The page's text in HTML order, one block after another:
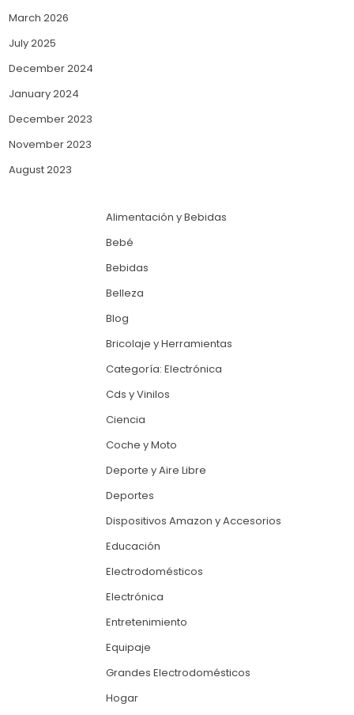
March 2026
July 2025
December 2024
January 2024
December 2023
November 2023
August 2023
Alimentación y Bebidas
Bebé
Bebidas
Belleza
Blog
Bricolaje y Herramientas
Categoría: Electrónica
Cds y Vinilos
Ciencia
Coche y Moto
Deporte y Aire Libre
Deportes
Dispositivos Amazon y Accesorios
Educación
Electrodomésticos
Electrónica
Entretenimiento
Equipaje
Grandes Electrodomésticos
Hogar